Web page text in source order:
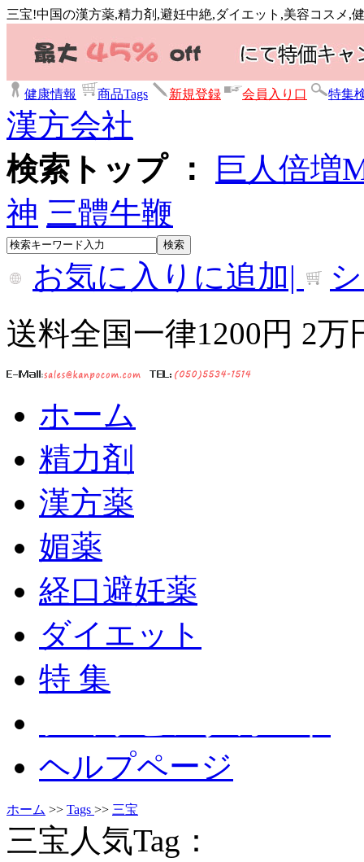
三宝!中国の漢方薬,精力剤,避妊中絶,ダイエット,美容コスメ,
健康情報 商品Tags 新規登録 会員入り口 特集
漢方会社
検索トップ ：
巨人倍増
神 三體牛鞭
お気に入りに追加|
送料全国一律1200円 2
ホーム
精力剤
漢方薬
媚薬
経口避妊薬
ダイエット
特 集
ヘルプページ
ホーム >> Tags >> 三宝
三宝人気Tag：